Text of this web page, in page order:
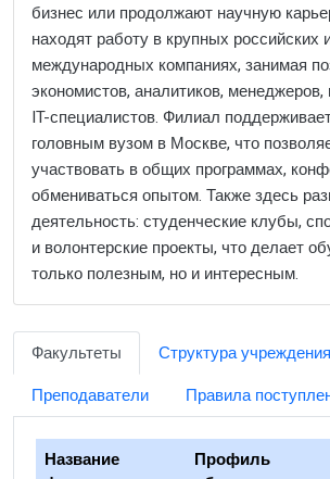
бизнес или продолжают научную
находят работу в крупных российских
международных компаниях, занимая
экономистов, аналитиков, менеджеров,
IT-специалистов. Филиал
головным вузом в Москве, что
участвовать в общих программах,
обмениваться опытом. Также здесь
деятельность: студенческие клубы,
и волонтерские проекты, что делает
только полезным, но и интересным.
Факультеты
Структура учреждения
Преподаватели
Правила
Название
Профиль